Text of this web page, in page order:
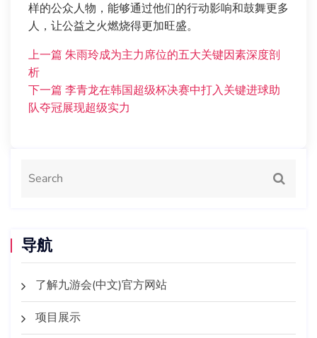
样的公众人物，能够通过他们的行动影响和鼓舞更多
人，让公益之火燃烧得更加旺盛。
上一篇 朱雨玲成为主力席位的五大关键因素深度剖
析
下一篇 李青龙在韩国超级杯决赛中打入关键进球助
队夺冠展现超级实力
导航
了解九游会(中文)官方网站
项目展示